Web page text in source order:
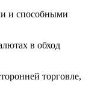
и способными
в обход
торговле,